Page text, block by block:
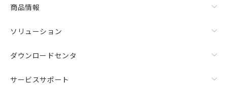
商品情報
ソリューション
ダウンロードセンタ
サービスサポート